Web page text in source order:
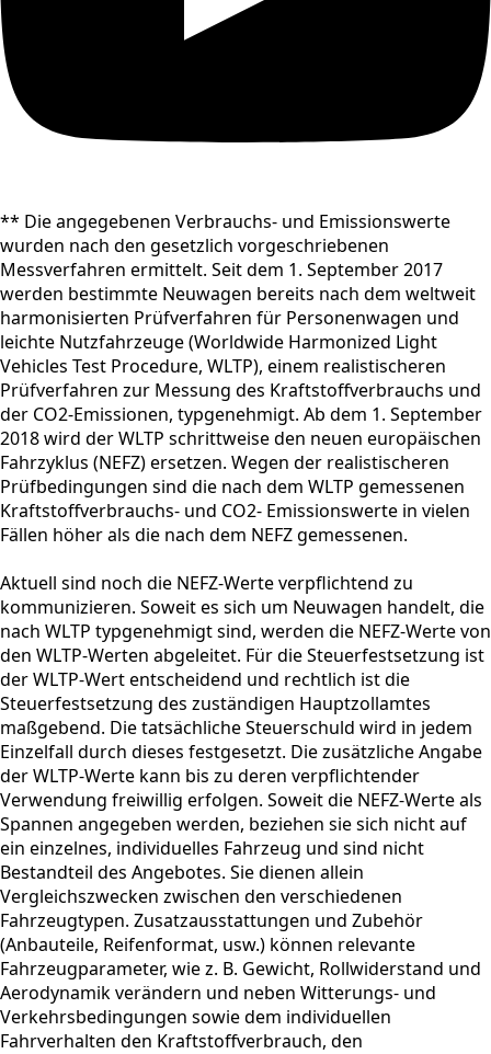
** Die angegebenen Verbrauchs- und Emissionswerte
wurden nach den gesetzlich vorgeschriebenen
Messverfahren ermittelt. Seit dem 1. September 2017
werden bestimmte Neuwagen bereits nach dem weltweit
harmonisierten Prüfverfahren für Personenwagen und
leichte Nutzfahrzeuge (Worldwide Harmonized Light
Vehicles Test Procedure, WLTP), einem realistischeren
Prüfverfahren zur Messung des Kraftstoffverbrauchs und
der CO2-Emissionen, typgenehmigt. Ab dem 1. September
2018 wird der WLTP schrittweise den neuen europäischen
Fahrzyklus (NEFZ) ersetzen. Wegen der realistischeren
Prüfbedingungen sind die nach dem WLTP gemessenen
Kraftstoffverbrauchs- und CO2- Emissionswerte in vielen
Fällen höher als die nach dem NEFZ gemessenen.
Aktuell sind noch die NEFZ-Werte verpflichtend zu
kommunizieren. Soweit es sich um Neuwagen handelt, die
nach WLTP typgenehmigt sind, werden die NEFZ-Werte von
den WLTP-Werten abgeleitet. Für die Steuerfestsetzung ist
der WLTP-Wert entscheidend und rechtlich ist die
Steuerfestsetzung des zuständigen Hauptzollamtes
maßgebend. Die tatsächliche Steuerschuld wird in jedem
Einzelfall durch dieses festgesetzt. Die zusätzliche Angabe
der WLTP-Werte kann bis zu deren verpflichtender
Verwendung freiwillig erfolgen. Soweit die NEFZ-Werte als
Spannen angegeben werden, beziehen sie sich nicht auf
ein einzelnes, individuelles Fahrzeug und sind nicht
Bestandteil des Angebotes. Sie dienen allein
Vergleichszwecken zwischen den verschiedenen
Fahrzeugtypen. Zusatzausstattungen und Zubehör
(Anbauteile, Reifenformat, usw.) können relevante
Fahrzeugparameter, wie z. B. Gewicht, Rollwiderstand und
Aerodynamik verändern und neben Witterungs- und
Verkehrsbedingungen sowie dem individuellen
Fahrverhalten den Kraftstoffverbrauch, den